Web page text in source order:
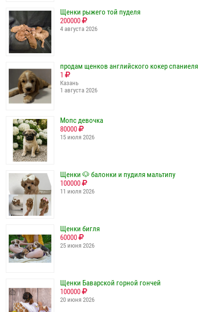
Щенки рыжего той пуделя
200000
4 августа 2026
продам щенков английского кокер спаниеля
1
Казань
1 августа 2026
Мопс девочка
80000
15 июля 2026
Щенки 🐶 балонки и пудиля мальтипу
100000
11 июля 2026
Щенки бигля
60000
25 июня 2026
Щенки Баварской горной гончей
100000
20 июня 2026